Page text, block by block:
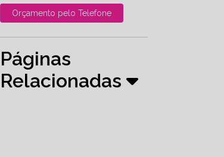
Orçamento pelo Telefone
Páginas
Relacionadas